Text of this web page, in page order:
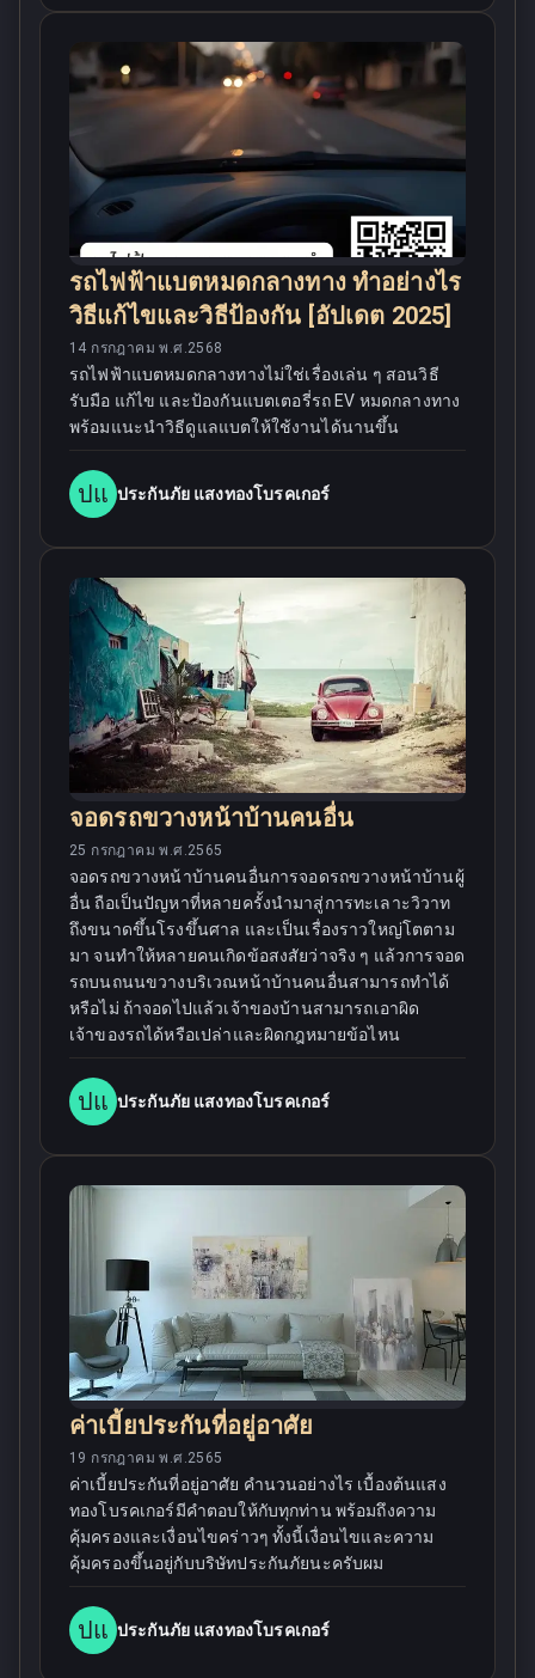
รถไฟฟ้าแบตหมดกลางทาง ทำอย่างไร
วิธีแก้ไขและวิธีป้องกัน [อัปเดต 2025]
14 กรกฎาคม พ.ศ.2568
รถไฟฟ้าแบตหมดกลางทางไม่ใช่เรื่องเล่น ๆ สอนวิธี
รับมือ แก้ไข และป้องกันแบตเตอรี่รถ EV หมดกลางทาง
พร้อมแนะนำวิธีดูแลแบตให้ใช้งานได้นานขึ้น
ปแ ประกันภัย แสงทองโบรคเกอร์
จอดรถขวางหน้าบ้านคนอื่น
25 กรกฎาคม พ.ศ.2565
จอดรถขวางหน้าบ้านคนอื่นการจอดรถขวางหน้าบ้านผู้
อื่น ถือเป็นปัญหาที่หลายครั้งนำมาสู่การทะเลาะวิวาท
ถึงขนาดขึ้นโรงขึ้นศาล และเป็นเรื่องราวใหญ่โตตาม
มา จนทำให้หลายคนเกิดข้อสงสัยว่าจริง ๆ แล้วการจอด
รถบนถนนขวางบริเวณหน้าบ้านคนอื่นสามารถทำได้
หรือไม่ ถ้าจอดไปแล้วเจ้าของบ้านสามารถเอาผิด
เจ้าของรถได้หรือเปล่าและผิดกฎหมายข้อไหน
ปแ ประกันภัย แสงทองโบรคเกอร์
ค่าเบี้ยประกันที่อยู่อาศัย
19 กรกฎาคม พ.ศ.2565
ค่าเบี้ยประกันที่อยู่อาศัย คำนวนอย่างไร เบื้องต้นแสง
ทองโบรคเกอร์มีคำตอบให้กับทุกท่าน พร้อมถึงความ
คุ้มครองและเงื่อนไขคร่าวๆ ทั้งนี้เงื่อนไขและความ
คุ้มครองขึ้นอยู่กับบริษัทประกันภัยนะครับผม
ปแ ประกันภัย แสงทองโบรคเกอร์